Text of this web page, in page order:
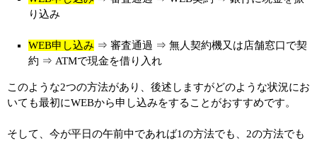
り込み
WEB申し込み ⇒ 審査通過 ⇒ 無人契約機又は店舗窓口で契
約 ⇒ ATMで現金を借り入れ
このような2つの方法があり、後述しますがどのような状況にお
いても最初にWEBから申し込みをすることがおすすめです。
そして、今が平日の午前中であれば1の方法でも、2の方法でも